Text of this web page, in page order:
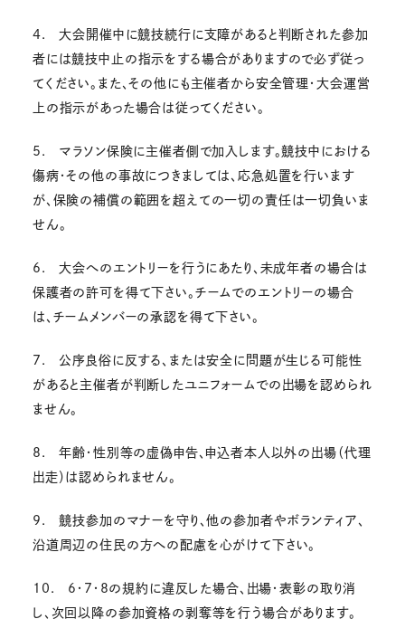
4. 大会開催中に競技続行に支障があると判断された参加
者には競技中止の指示をする場合がありますので必ず従っ
てください。また、その他にも主催者から安全管理・大会運営
上の指示があった場合は従ってください。
5. マラソン保険に主催者側で加入します。競技中における
傷病・その他の事故につきましては、応急処置を行います
が、保険の補償の範囲を超えての一切の責任は一切負いま
せん。
6. 大会へのエントリーを行うにあたり、未成年者の場合は
保護者の許可を得て下さい。チームでのエントリーの場合
は、チームメンバーの承認を得て下さい。
7. 公序良俗に反する、または安全に問題が生じる可能性
があると主催者が判断したユニフォームでの出場を認められ
ません。
8. 年齢・性別等の虚偽申告、申込者本人以外の出場（代理
出走）は認められません。
9. 競技参加のマナーを守り、他の参加者やボランティア、
沿道周辺の住民の方への配慮を心がけて下さい。
10. 6・7・8の規約に違反した場合、出場・表彰の取り消
し、次回以降の参加資格の剥奪等を行う場合があります。